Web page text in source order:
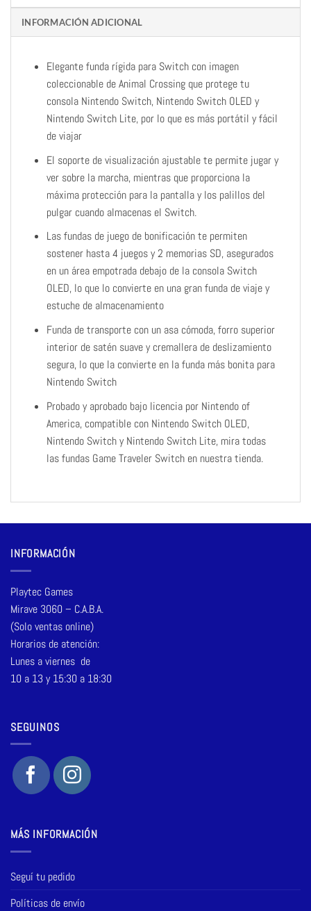
INFORMACIÓN ADICIONAL
Elegante funda rígida para Switch con imagen
coleccionable de Animal Crossing que protege tu
consola Nintendo Switch, Nintendo Switch OLED y
Nintendo Switch Lite, por lo que es más portátil y fácil
de viajar
El soporte de visualización ajustable te permite jugar y
ver sobre la marcha, mientras que proporciona la
máxima protección para la pantalla y los palillos del
pulgar cuando almacenas el Switch.
Las fundas de juego de bonificación te permiten
sostener hasta 4 juegos y 2 memorias SD, asegurados
en un área empotrada debajo de la consola Switch
OLED, lo que lo convierte en una gran funda de viaje y
estuche de almacenamiento
Funda de transporte con un asa cómoda, forro superior
interior de satén suave y cremallera de deslizamiento
segura, lo que la convierte en la funda más bonita para
Nintendo Switch
Probado y aprobado bajo licencia por Nintendo of
America, compatible con Nintendo Switch OLED,
Nintendo Switch y Nintendo Switch Lite, mira todas
las fundas Game Traveler Switch en nuestra tienda.
INFORMACIÓN
Playtec Games
Mirave 3060 – C.A.B.A.
(Solo ventas online)
Horarios de atención:
Lunes a viernes de
10 a 13 y 15:30 a 18:30
SEGUINOS
MÁS INFORMACIÓN
Seguí tu pedido
Políticas de envío